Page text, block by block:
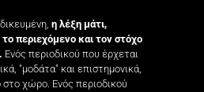
η λέξη μάτι,
το περιεχόμενο και τον στόχο
Ενός περιοδικού που έρχεται
"μοδάτα" και επιστημονικά,
στο χώρο. Ενός περιοδικού